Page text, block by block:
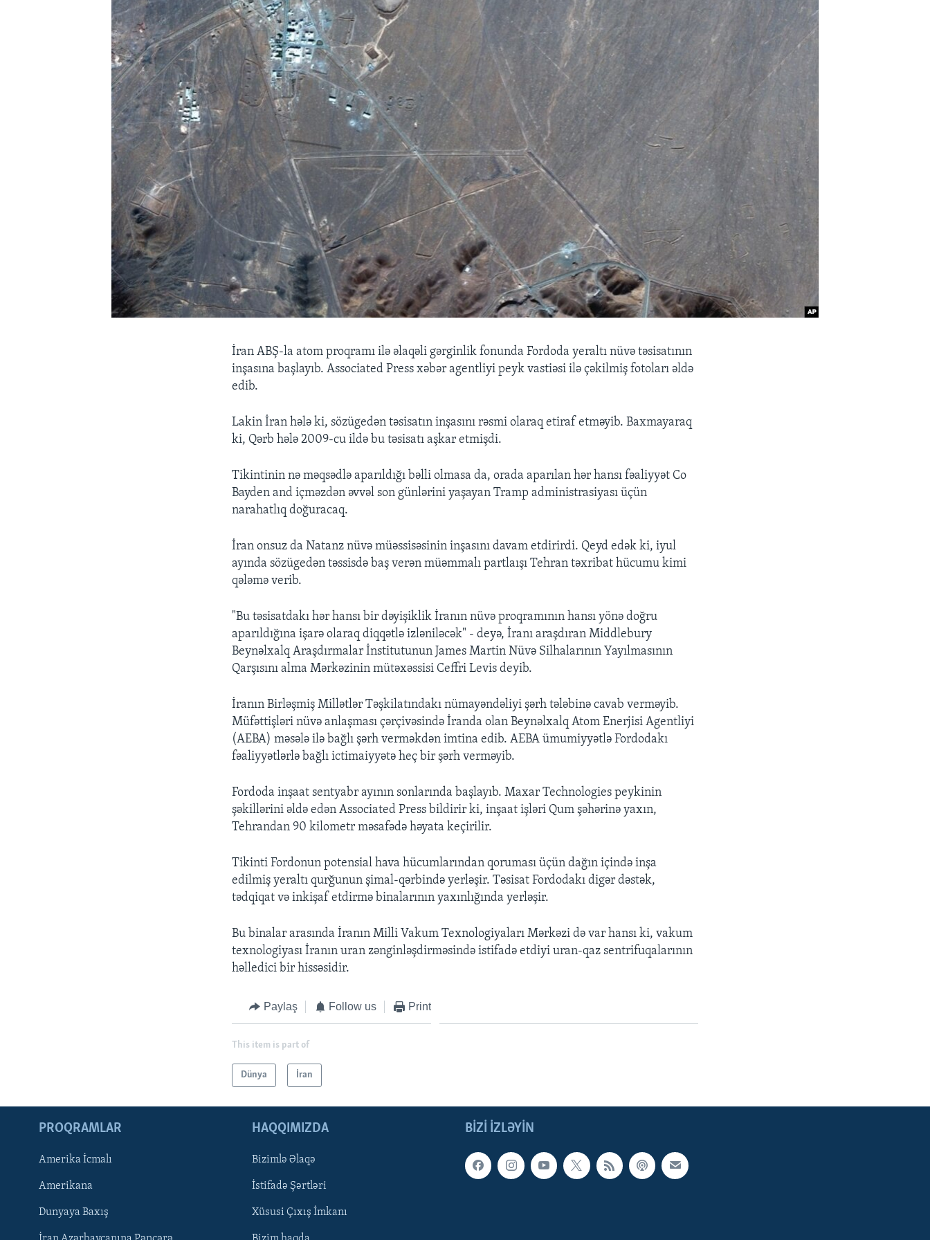
BIZI IZLƏYIN
İran ABŞ-la atom proqramı ilə əlaqəli gərginlik fonunda Fordoda yeraltı nüvə təsisatının
inşasına başlayıb. Associated Press xəbər agentliyi peyk vastiəsi ilə çəkilmiş fotoları əldə
edib.
Lakin İran hələ ki, sözügedən təsisatın inşasını rəsmi olaraq etiraf etməyib. Baxmayaraq
ki, Qərb hələ 2009-cu ildə bu təsisatı aşkar etmişdi.
Tikintinin nə məqsədlə aparıldığı bəlli olmasa da, orada aparılan hər hansı fəaliyyət Co
Bayden and içməzdən əvvəl son günlərini yaşayan Tramp administrasiyası üçün
narahatlıq doğuracaq.
İran onsuz da Natanz nüvə müəssisəsinin inşasını davam etdirirdi. Qeyd edək ki, iyul
ayında sözügedən təssisdə baş verən müəmmalı partlaışı Tehran təxribat hücumu kimi
qələmə verib.
"Bu təsisatdakı hər hansı bir dəyişiklik İranın nüvə proqramının hansı yönə doğru
aparıldığına işarə olaraq diqqətlə izləniləcək" - deyə, İranı araşdıran Middlebury
Beynəlxalq Araşdırmalar İnstitutunun James Martin Nüvə Silhalarının Yayılmasının
Qarşısını alma Mərkəzinin mütəxəssisi Ceffri Levis deyib.
İranın Birləşmiş Millətlər Təşkilatındakı nümayəndəliyi şərh tələbinə cavab verməyib.
Müfəttişləri nüvə anlaşması çərçivəsində İranda olan Beynəlxalq Atom Enerjisi Agentliyi
(AEBA) məsələ ilə bağlı şərh verməkdən imtina edib. AEBA ümumiyyətlə Fordodakı
fəaliyyətlərlə bağlı ictimaiyyətə heç bir şərh verməyib.
Fordoda inşaat sentyabr ayının sonlarında başlayıb. Maxar Technologies peykinin
şəkillərini əldə edən Associated Press bildirir ki, inşaat işləri Qum şəhərinə yaxın,
Tehrandan 90 kilometr məsafədə həyata keçirilir.
Tikinti Fordonun potensial hava hücumlarından qoruması üçün dağın içində inşa
edilmiş yeraltı qurğunun şimal-qərbində yerləşir. Təsisat Fordodakı digər dəstək,
tədqiqat və inkişaf etdirmə binalarının yaxınlığında yerləşir.
Bu binalar arasında İranın Milli Vakum Texnologiyaları Mərkəzi də var hansı ki, vakum
texnologiyası İranın uran zənginləşdirməsində istifadə etdiyi uran-qaz sentrifuqalarının
həlledici bir hissəsidir.
Paylaş Follow us Print
This item is part of
Dünya İran
BIZI IZLƏYIN
PROQRAMLAR
Amerika İcmalı
Amerikana
Dunyaya Baxış
HAQQIMIZDA
Bizimlə Əlaqə
İstifadə Şərtləri
Xüsusi Çıxış İmkanı